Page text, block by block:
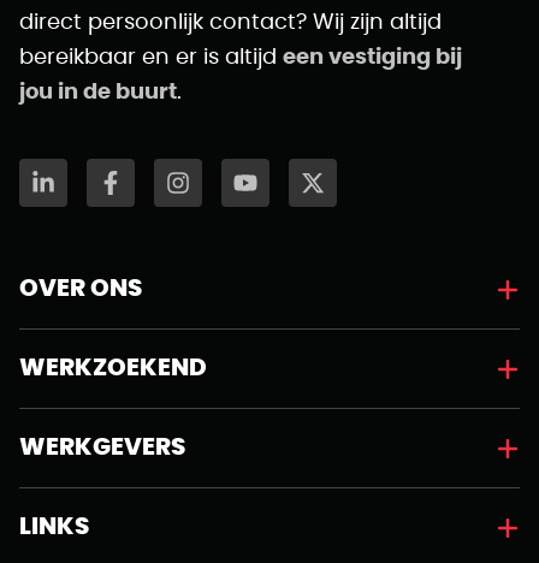
direct persoonlijk contact? Wij zijn altijd
bereikbaar en er is altijd een vestiging bij
jou in de buurt.
OVER ONS
WERKZOEKEND
WERKGEVERS
LINKS